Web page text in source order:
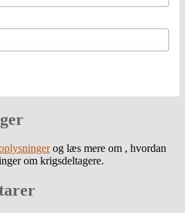
og læs mere om , hvordan
om krigsdeltagere.